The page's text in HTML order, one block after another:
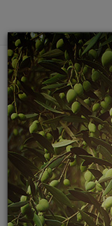
"İzmir üzümü"
bulundu.